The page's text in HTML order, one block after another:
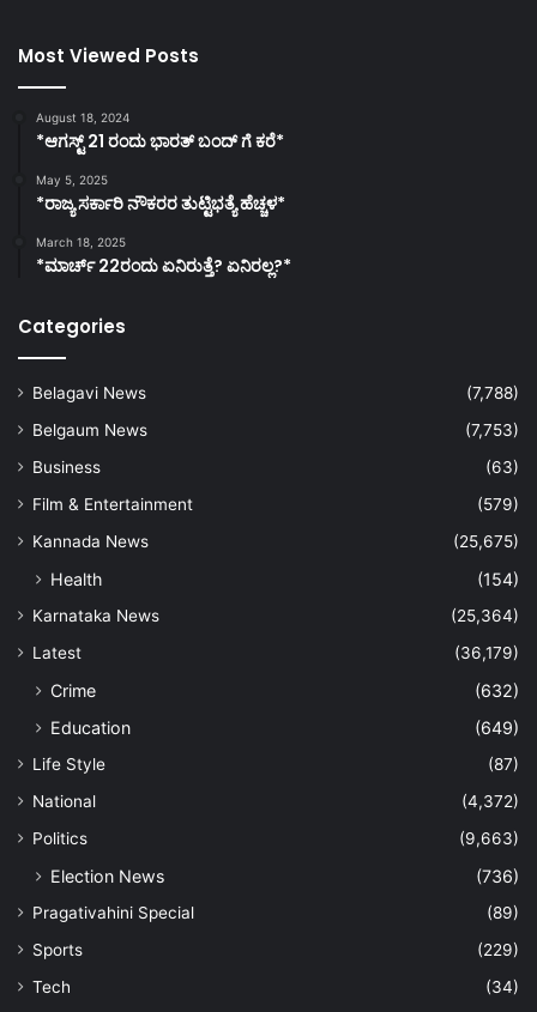
Most Viewed Posts
August 18, 2024
*ಆಗಸ್ಟ್ 21 ರಂದು ಭಾರತ್‌ ಬಂದ್‌ ಗೆ ಕರೆ*
May 5, 2025
*ರಾಜ್ಯ ಸರ್ಕಾರಿ ನೌಕರರ ತುಟ್ಟಿಭತ್ಯೆ ಹೆಚ್ಚಳ*
March 18, 2025
*ಮಾರ್ಚ್ 22ರಂದು ಏನಿರುತ್ತೆ? ಏನಿರಲ್ಲ?*
Categories
Belagavi News
(7,788)
Belgaum News
(7,753)
Business
(63)
Film & Entertainment
(579)
Kannada News
(25,675)
Health (154)
Karnataka News
(25,364)
Latest
(36,179)
Crime
(632)
Education
(649)
Life Style
(87)
National
(4,372)
Politics
(9,663)
Election News (736)
Pragativahini Special
(89)
Sports
(229)
Tech
(34)